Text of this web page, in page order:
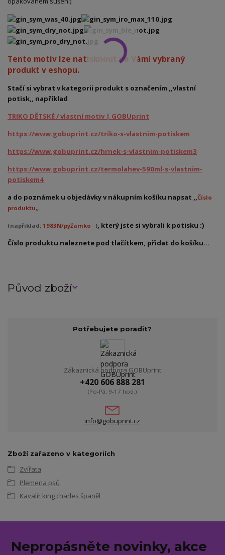
Tento motiv lze natisknout na Vámi vybraný
produkt v eshopu.
Stačí si vybrat v kategorii produkt s označením ,,vlastní
potisk,, například
TRIKO DĚTSKÉ / vlastní motiv | GOBUprint
https://www.gobuprint.cz/triko-s-vlastnim-potiskem
https://www.gobuprint.cz/hrnek-s-vlastnim-potiskem3
https://www.gobuprint.cz/termolahev-590ml-s-vlastnim-
potiskem4
a do poznámek u objedávky v nákupním košíku napsat ,,Číslo
produktu,,
(například: 1983N/pyžamko ), který jste si vybrali k potisku :)
Číslo produktu naleznete pod tlačítkem, přidat do košíku...
Původ zboží
Potřebujete poradit?
Zákaznická podpora GOBUprint
+420 606 888 281
(Po-Pá, 9-17 hod.)
info@gobuprint.cz
Zboží zařazeno v kategoriích
Zvířata
Plemena psů
Kavalír king charles španěl
Nepropásněte novinky, akce